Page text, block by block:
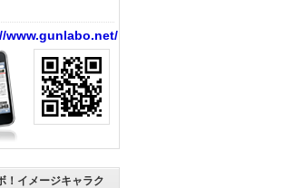
www.gunlabo.net/
！イメージキャラク